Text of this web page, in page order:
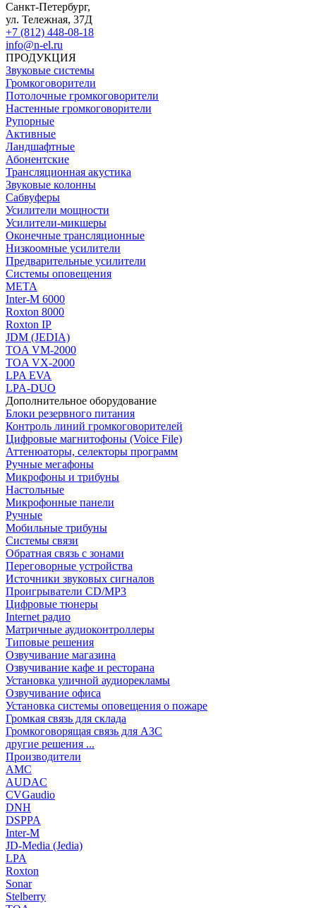
Санкт-Петербург,
ул. Тележная, 37Д
+7 (812) 448-08-18
info@n-el.ru
ПРОДУКЦИЯ
Звуковые системы
Громкоговорители
Потолочные громкоговорители
Настенные громкоговорители
Рупорные
Активные
Ландшафтные
Абонентские
Трансляционная акустика
Звуковые колонны
Сабвуферы
Усилители мощности
Усилители-микшеры
Оконечные трансляционные
Низкоомные усилители
Предварительные усилители
Системы оповещения
МЕТА
Inter-M 6000
Roxton 8000
Roxton IP
JDM (JEDIA)
TOA VM-2000
TOA VX-2000
LPA EVA
LPA-DUO
Дополнительное оборудование
Блоки резервного питания
Контроль линий громкоговорителей
Цифровые магнитофоны (Voice File)
Аттенюаторы, селекторы программ
Ручные мегафоны
Микрофоны и трибуны
Настольные
Микрофонные панели
Ручные
Мобильные трибуны
Системы связи
Обратная связь с зонами
Переговорные устройства
Источники звуковых сигналов
Проигрыватели CD/MP3
Цифровые тюнеры
Internet радио
Матричные аудиоконтроллеры
Типовые решения
Озвучивание магазина
Озвучивание кафе и ресторана
Установка уличной аудиорекламы
Озвучивание офиса
Установка системы оповещения о пожаре
Громкая связь для склада
Громкоговорящая связь для АЗС
другие решения ...
Производители
AMC
AUDAC
CVGaudio
DNH
DSPPA
Inter-M
JD-Media (Jedia)
LPA
Roxton
Sonar
Stelberry